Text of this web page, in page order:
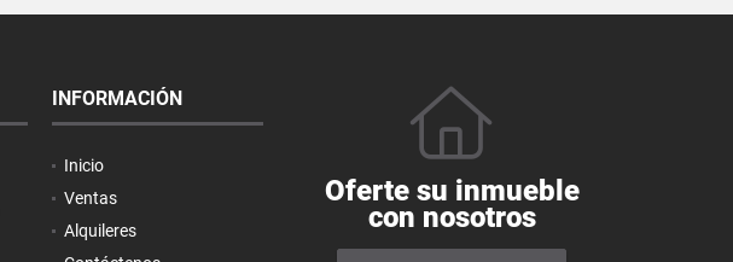
INFORMACIÓN
Inicio
Ventas
Alquileres
Oferte su inmueble
con nosotros